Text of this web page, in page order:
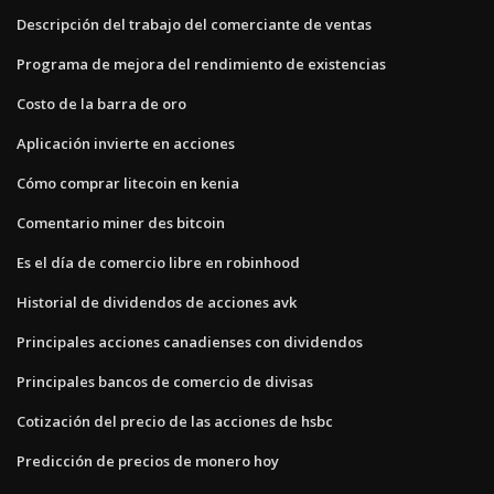
Descripción del trabajo del comerciante de ventas
Programa de mejora del rendimiento de existencias
Costo de la barra de oro
Aplicación invierte en acciones
Cómo comprar litecoin en kenia
Comentario miner des bitcoin
Es el día de comercio libre en robinhood
Historial de dividendos de acciones avk
Principales acciones canadienses con dividendos
Principales bancos de comercio de divisas
Cotización del precio de las acciones de hsbc
Predicción de precios de monero hoy